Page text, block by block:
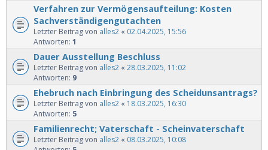
Verfahren zur Vermögensaufteilung: Kosten
Sachverständigengutachten
Letzter Beitrag von alles2 « 02.04.2025, 15:56
Antworten: 1
Dauer Ausstellung Beschluss
Letzter Beitrag von alles2 « 28.03.2025, 11:02
Antworten: 9
Ehebruch nach Einbringung des Scheidunsantrags?
Letzter Beitrag von alles2 « 18.03.2025, 16:30
Antworten: 5
Familienrecht; Vaterschaft - Scheinvaterschaft
Letzter Beitrag von alles2 « 08.03.2025, 10:08